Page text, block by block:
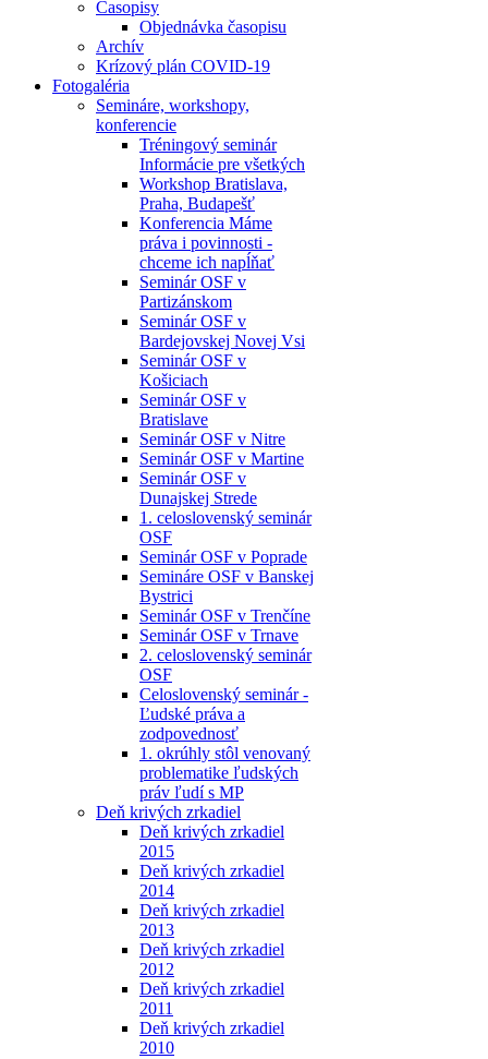
Časopisy
Objednávka časopisu
Archív
Krízový plán COVID-19
Fotogaléria
Semináre, workshopy,
konferencie
Tréningový seminár
Informácie pre všetkých
Workshop Bratislava,
Praha, Budapešť
Konferencia Máme
práva i povinnosti -
chceme ich napĺňať
Seminár OSF v
Partizánskom
Seminár OSF v
Bardejovskej Novej Vsi
Seminár OSF v
Košiciach
Seminár OSF v
Bratislave
Seminár OSF v Nitre
Seminár OSF v Martine
Seminár OSF v
Dunajskej Strede
1. celoslovenský seminár
OSF
Seminár OSF v Poprade
Semináre OSF v Banskej
Bystrici
Seminár OSF v Trenčíne
Seminár OSF v Trnave
2. celoslovenský seminár
OSF
Celoslovenský seminár -
Ľudské práva a
zodpovednosť
1. okrúhly stôl venovaný
problematike ľudských
práv ľudí s MP
Deň krivých zrkadiel
Deň krivých zrkadiel
2015
Deň krivých zrkadiel
2014
Deň krivých zrkadiel
2013
Deň krivých zrkadiel
2012
Deň krivých zrkadiel
2011
Deň krivých zrkadiel
2010